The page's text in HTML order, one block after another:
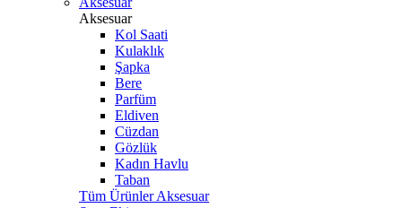
Aksesuar
Kol Saati
Kulaklık
Şapka
Bere
Parfüm
Eldiven
Cüzdan
Gözlük
Kadın Havlu
Taban
Tüm Ürünler Aksesuar